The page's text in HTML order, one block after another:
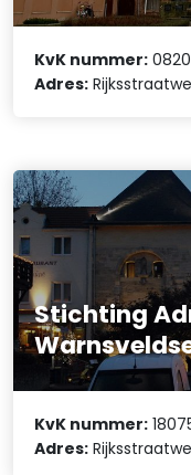
KvK nummer:
Adres:
Stichting
KvK nummer:
Adres: